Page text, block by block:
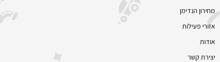
מחירון הנדימן
אזורי פעילות
אודות
יצירת קשר